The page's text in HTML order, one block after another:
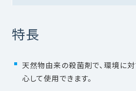
特長
天然物由来の殺菌剤で、環境に
心して使用できます。